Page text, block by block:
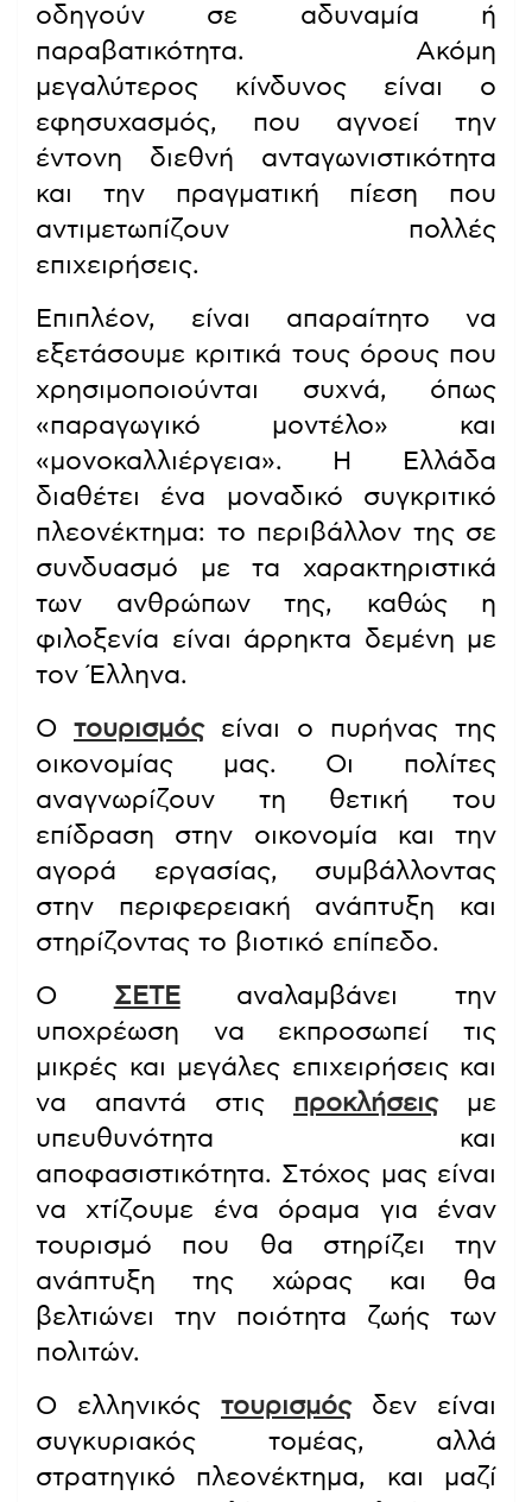
οδηγούν σε αδυναμία ή
παραβατικότητα. Ακόμη
μεγαλύτερος κίνδυνος είναι ο
εφησυχασμός, που αγνοεί την
έντονη διεθνή ανταγωνιστικότητα
και την πραγματική πίεση που
αντιμετωπίζουν πολλές
επιχειρήσεις.
Επιπλέον, είναι απαραίτητο να
εξετάσουμε κριτικά τους όρους που
χρησιμοποιούνται συχνά, όπως
«παραγωγικό μοντέλο» και
«μονοκαλλιέργεια». Η Ελλάδα
διαθέτει ένα μοναδικό συγκριτικό
πλεονέκτημα: το περιβάλλον της σε
συνδυασμό με τα χαρακτηριστικά
των ανθρώπων της, καθώς η
φιλοξενία είναι άρρηκτα δεμένη με
τον Έλληνα.
Ο τουρισμόςείναι ο πυρήνας της
οικονομίας μας. Οι πολίτες
αναγνωρίζουν τη θετική του
επίδραση στην οικονομία και την
αγορά εργασίας, συμβάλλοντας
στην περιφερειακή ανάπτυξη και
στηρίζοντας το βιοτικό επίπεδο.
Ο ΣΕΤΕαναλαμβάνει την
υποχρέωση να εκπροσωπεί τις
μικρές και μεγάλες επιχειρήσεις και
να απαντά στις προκλήσειςμε
υπευθυνότητα και
αποφασιστικότητα. Στόχος μας είναι
να χτίζουμε ένα όραμα για έναν
τουρισμό που θα στηρίζει την
ανάπτυξη της χώρας και θα
βελτιώνει την ποιότητα ζωής των
πολιτών.
Ο ελληνικός τουρισμόςδεν είναι
συγκυριακός τομέας, αλλά
στρατηγικό πλεονέκτημα, και μαζί